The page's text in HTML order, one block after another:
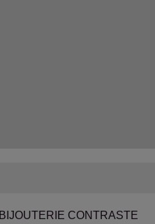
BIJOUTERIE CONTRASTE